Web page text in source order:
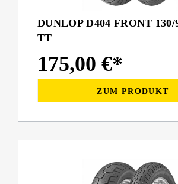
DUNLOP D404 FRONT 130/
TT
175,00 €*
ZUM PRODUKT